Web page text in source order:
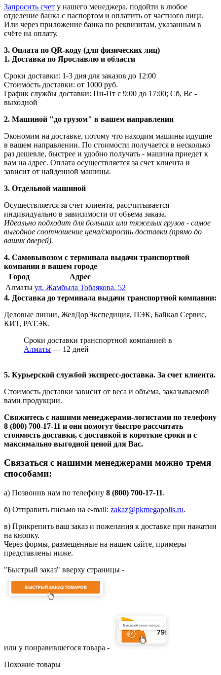
Запросить счет у нашего менеджера, подойти в любое
отделение банка с паспортом и оплатить от частного лица.
Или через приложение банка по реквизитам, указанным в
счёте на оплату.
3. Оплата по QR-коду (для физических лиц)
1. Доставка по Ярославлю и области
Сроки доставки: 1-3 дня для заказов до 12:00
Стоимость доставки: от 1000 руб.
График службы доставки: Пн-Пт с 9:00 до 17:00; Сб, Вс -
выходной
2. Машиной "до грузом" в вашем направлении
Экономим на доставке, потому что находим машины идущие
в вашем направлении. По стоимости получается в несколько
раз дешевле, быстрее и удобно получать - машина приедет к
вам на адрес. Оплата осуществляется за счет клиента и
зависит от найденной машины.
3. Отдельной машиной
Осуществляется за счет клиента, рассчитывается
индивидуально в зависимости от объема заказа.
Идеально подходит для больших или тяжелых грузов - самое
выгодное соотношение цена/скорость доставки (прямо до
ваших дверей).
4. Самовывозом с терминала выдачи транспортной
компании в вашем городе
Город
Адрес
Алматы ул. Жамбыла Тобаякова, 52
4. Доставка до терминала выдачи транспортной компании:
Деловые линии, ЖелДорЭкспедиция, ПЭК, Байкал Сервис,
КИТ, РАТЭК.
Сроки доставки транспортной компанией в
Алматы — 12 дней
5. Курьерской службой экспресс-доставка. За счет клиента.
Стоимость доставки зависит от веса и объема, заказываемой
вами продукции.
Свяжитесь с нашими менеджерами-логистами по телефону
8 (800) 700-17-11 и они помогут быстро рассчитать
стоимость доставки, с доставкой в короткие сроки и с
максимально выгодной ценой для Вас.
Связаться с нашими менеджерами можно тремя
способами:
а) Позвонив нам по телефону 8 (800) 700-17-11.
б) Отправить письмо на e-mail: zakaz@pkmegapolis.ru.
в) Прикрепить ваш заказ и пожелания к доставке при нажатии
на кнопку.
Через формы, размещённые на нашем сайте, примеры
представлены ниже.
"Быстрый заказ" вверху страницы -
или у понравившегося товара -
Похожие товары